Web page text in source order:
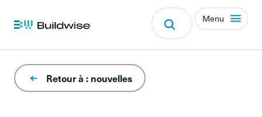
Menu
Retour à : nouvelles